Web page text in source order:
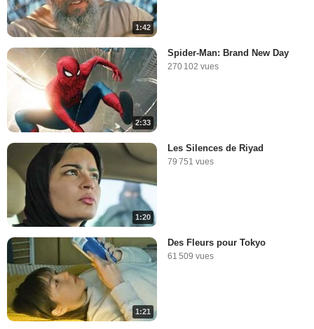
1:42
2:33
Spider-Man: Brand New Day
270 102 vues
1:20
Les Silences de Riyad
79 751 vues
1:21
Des Fleurs pour Tokyo
61 509 vues